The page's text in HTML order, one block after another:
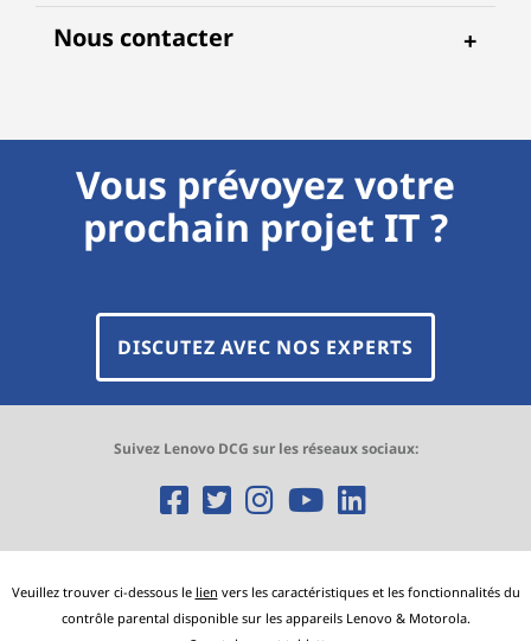
Nous contacter
Vous prévoyez votre
prochain projet IT ?
DISCUTEZ AVEC NOS EXPERTS
Suivez Lenovo DCG sur les réseaux sociaux:
O
p
e
n
O
p
e
n
O
p
e
n
O
p
e
n
O
p
e
n
Veuillez trouver ci-dessous le lien vers les caractéristiques et les fonctionnalités du
contrôle parental disponible sur les appareils Lenovo & Motorola.